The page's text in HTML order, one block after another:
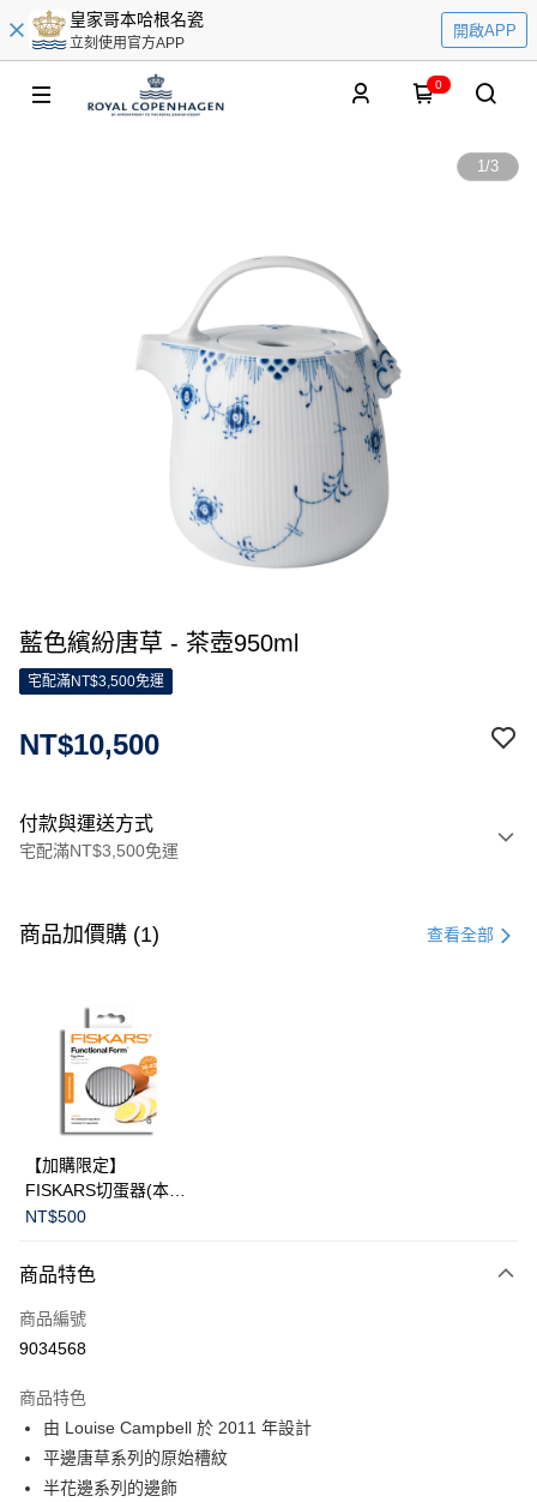
皇家哥本哈根名瓷
立刻使用官方APP
開啟APP
0
1/3
藍色繽紛唐草 - 茶壺950ml
宅配滿NT$3,500免運
NT$10,500
付款與運送方式
宅配滿NT$3,500免運
信用卡一次付款
3 期 0 利率 每期
合作金庫商業銀行
華南商業銀行
上海商業儲蓄銀行
國泰世華商業銀行
臺灣中小企業銀行
匯豐（台灣）商業銀行
聯邦商業銀行
元大商業銀行
台新國際商業銀行
LINE Pay
Apple Pay
運送方式
黑貓宅急便
商品加價購 (1) 查看全部
【加購限定】
FISKARS切蛋器(本商
品不提供破損保證)
NT$500
商品特色
商品編號
9034568
商品特色
由 Louise Campbell 於 2011 年設計
平邊唐草系列的原始槽紋
半花邊系列的邊飾